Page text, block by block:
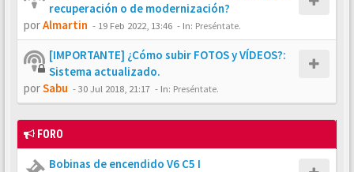
recuperación o de modernización?
porAlmartin - 19 Feb 2022, 13:46 - In: Preséntate.
[IMPORTANTE] ¿Cómo subir FOTOS y VÍDEOS?:
Sistema actualizado.
porSabu -30 Jul 2018, 21:17 - In: Preséntate.
FORO
Bobinas de encendido V6 C5 I